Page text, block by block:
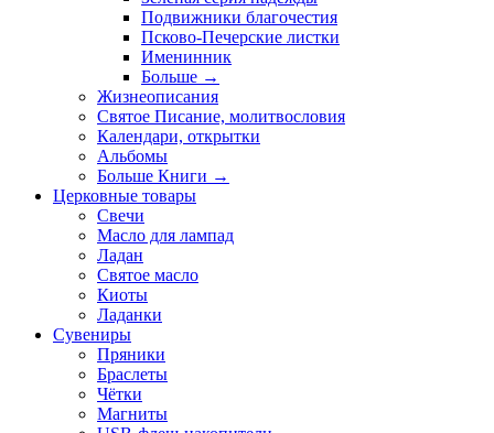
Подвижники благочестия
Псково-Печерские листки
Именинник
Больше →
Жизнеописания
Святое Писание, молитвословия
Календари, открытки
Альбомы
Больше Книги →
Церковные товары
Свечи
Масло для лампад
Ладан
Святое масло
Киоты
Ладанки
Сувениры
Пряники
Браслеты
Чётки
Магниты